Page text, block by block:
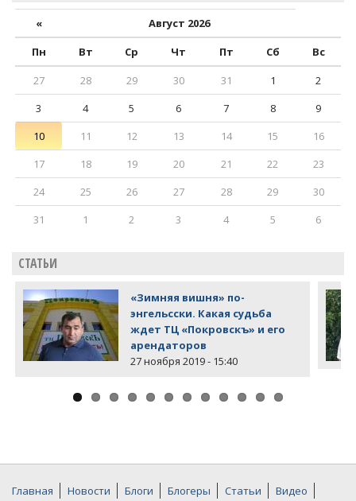
«
Август 2026
Пн
Вт Ср Чт Пт Сб
Вс
27
28 29 30 31 1
2
3
4 5 6 7 8
9
10
11 12 13 14 15
16
17
18 19 20 21 22
23
24
25 26 27 28 29
30
31
1 2 3 4 5 6
СТАТЬИ
«Зимняя вишня» по-
энгельсски. Какая судьба
ждет ТЦ «Покровскъ» и его
арендаторов
27 ноября 2019 - 15:40
Главная Новости Блоги Блогеры Статьи
Видео